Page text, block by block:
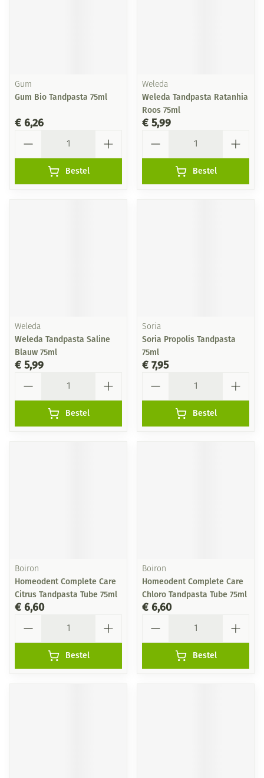
Gum
Gum Bio Tandpasta 75ml
€ 6,26
Bestel
Weleda
Weleda Tandpasta Ratanhia
Roos 75ml
€ 5,99
Bestel
Weleda
Weleda Tandpasta Saline
Blauw 75ml
€ 5,99
Bestel
Soria
Soria Propolis Tandpasta
75ml
€ 7,95
Bestel
Boiron
Homeodent Complete Care
Citrus Tandpasta Tube 75ml
€ 6,60
Bestel
Boiron
Homeodent Complete Care
Chloro Tandpasta Tube 75ml
€ 6,60
Bestel